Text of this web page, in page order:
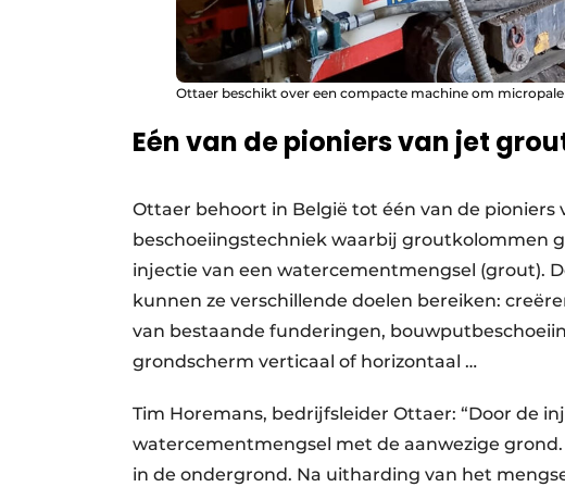
Ottaer beschikt over een compacte machine om
Eén van de pioniers van jet
Ottaer behoort in België tot één van de
beschoeiingstechniek waarbij groutkolommen
injectie van een watercementmengsel (grout).
kunnen ze verschillende doelen bereiken:
van bestaande funderingen,
grondscherm verticaal of horizontaal …
Tim Horemans, bedrijfsleider Ottaer: “Door de
watercementmengsel met de aanwezige
in de ondergrond. Na uitharding van het